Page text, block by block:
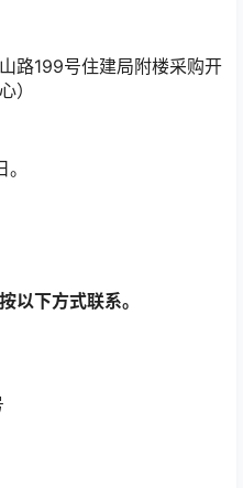
路199号住建局附楼采购开
）
以下方式联系。